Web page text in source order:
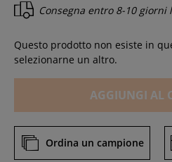
Consegna entro 8-10 giorni
Questo prodotto non esiste in
selezionarne un altro.
AGGIUNGI AL
Ordina un campione